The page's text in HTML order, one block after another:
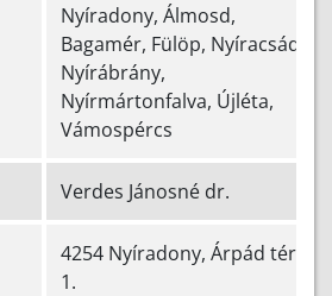
Nyíradony, Álmosd,
Bagamér, Fülöp, Nyíracsád,
Nyírábrány,
Nyírmártonfalva, Újléta,
Vámospércs
Verdes Jánosné dr.
4254 Nyíradony, Árpád tér
1.